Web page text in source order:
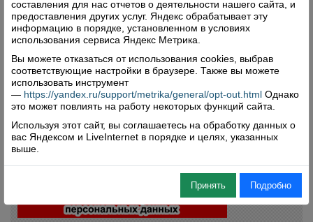
Комментарии (0)
Оставить комментарий
Свежий номер
составления для нас отчетов о деятельности нашего сайта, и
предоставления других услуг. Яндекс обрабатывает эту
информацию в порядке, установленном в условиях
использования сервиса Яндекс Метрика.
Вы можете отказаться от использования cookies, выбрав
соответствующие настройки в браузере. Также вы можете
использовать инструмент
— https://yandex.ru/support/metrika/general/opt-out.html Однако
это может повлиять на работу некоторых функций сайта.
Используя этот сайт, вы соглашаетесь на обработку данных о
вас Яндексом и LiveInternet в порядке и целях, указанных
выше.
Принять Подробно